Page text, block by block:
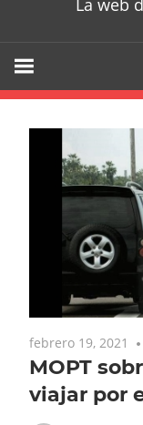
La web
febrero 19, 2021
MOPT
viajar por